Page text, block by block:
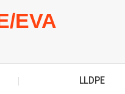
EVA
LLDPE